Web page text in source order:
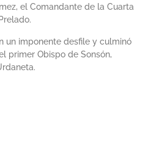
el Comandante de la Cuarta
un imponente desfile y culminó
primer Obispo de Sonsón,